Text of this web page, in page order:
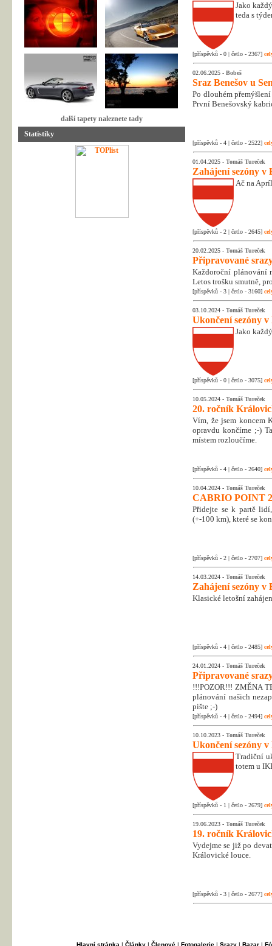
další tapety naleznete tady
Statistiky
Jako
teda s
[příspěvků - 0 | četlo - 2367]
02.06.2025 - Bobeš
Sraz Benešov u
Po dlouhém
První Benešovský
[příspěvků - 4 | četlo - 2522]
01.04.2025 - Tomáš Tureček
Zahájení sezóny v
Ač na
[příspěvků - 2 | četlo - 2645]
20.02.2025 - Tomáš Tureček
Připravované
Každoroční plánování
Letos trošku smutně,
[příspěvků - 3 | četlo - 3160]
03.10.2024 - Tomáš Tureček
Ukončení sezóny v
Jako
[příspěvků - 0 | četlo - 3075]
10.05.2024 - Tomáš Tureček
20. ročník
Vím, že jsem koncem
opravdu končíme ;-)
místem rozloučíme.
[příspěvků - 4 | četlo - 2640]
10.04.2024 - Tomáš Tureček
CABRIO POINT
Přidejte se k partě
(+-100 km), které se
[příspěvků - 2 | četlo - 2707]
14.03.2024 - Tomáš Tureček
Zahájení sezóny v
Klasické letošní
[příspěvků - 4 | četlo - 2485]
24.01.2024 - Tomáš Tureček
Připravované
!!!POZOR!!! ZMĚNA
plánování našich
pište ;-)
[příspěvků - 4 | četlo - 2494]
10.10.2023 - Tomáš Tureček
Ukončení sezóny v
Tradiční
totem u
[příspěvků - 1 | četlo - 2679]
19.06.2023 - Tomáš Tureček
19. ročník
Vydejme se již po
Královické louce.
[příspěvků - 3 | četlo - 2677]
Hlavní stránka | Články| Členové| Fotogalerie| Srazy| Bazar|